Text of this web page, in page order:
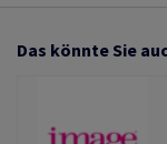
Das könnte Sie